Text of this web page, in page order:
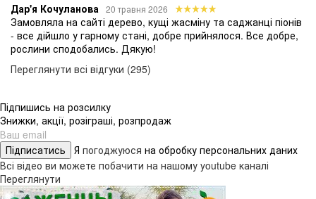
Дар'я Кочуланова
20 травня 2026
Замовляла на сайті дерево, кущі жасміну та саджанці піонів
- все дійшло у гарному стані, добре прийнялося. Все добре,
рослини сподобались. Дякую!
Переглянути всі відгуки (295)
Підпишись на розсилку
Знижки, акції, розіграші, розпродаж
Підписатись Я погоджуюся на обробку персональних даних
Всі відео ви можете побачити на нашому youtube каналі
Переглянути